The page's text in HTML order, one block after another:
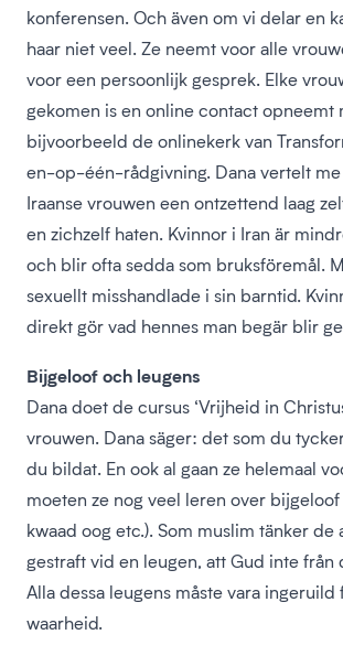
konferensen. Och även om vi delar en
haar niet veel. Ze neemt voor alle
voor een persoonlijk gesprek. Elke
gekomen is en online contact opneemt
bijvoorbeeld de onlinekerk van
en-op-één-rådgivning. Dana vertelt
Iraanse vrouwen een ontzettend laag
en zichzelf haten. Kvinnor i Iran är
och blir ofta sedda som bruksföremål.
sexuellt misshandlade i sin barntid.
direkt gör vad hennes man begär blir
Bijgeloof och leugens
Dana doet de cursus ‘Vrijheid in
vrouwen. Dana säger: det som du
du bildat. En ook al gaan ze helemaal
moeten ze nog veel leren over
kwaad oog etc.). Som muslim tänker de
gestraft vid en leugen, att Gud inte från
Alla dessa leugens måste vara ingeruild
waarheid.